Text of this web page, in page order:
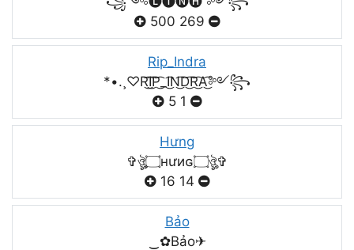
500 269
Rip_Indra
*•.¸♡R͜͡I͜͡P͜͡_I͜͡N͜͡D͜͡R͜͡A͜͡༻꧂
5 1
Hưng
✞ঔৣ۝нưиɢ۝ঔৣ✞
16 14
Bảo
‿✿Bảo✈